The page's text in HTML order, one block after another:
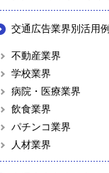
交通広告業界別活用例
不動産業界
学校業界
病院・医療業界
飲食業界
パチンコ業界
人材業界